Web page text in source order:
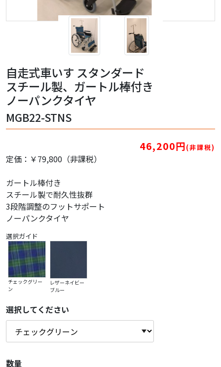
自走式車いす スタンダード
スチール製、ガートル棒付き
ノーパンクタイヤ
MGB22-STNS
46,200円(非課税)
定価：￥79,800（非課税）
ガートル棒付き
スチール製で耐久性抜群
3段階調整のフットサポート
ノーパンクタイヤ
選択ガイド
チェックグリー
ン
レザーネイビー
ブルー
選択してください
数量